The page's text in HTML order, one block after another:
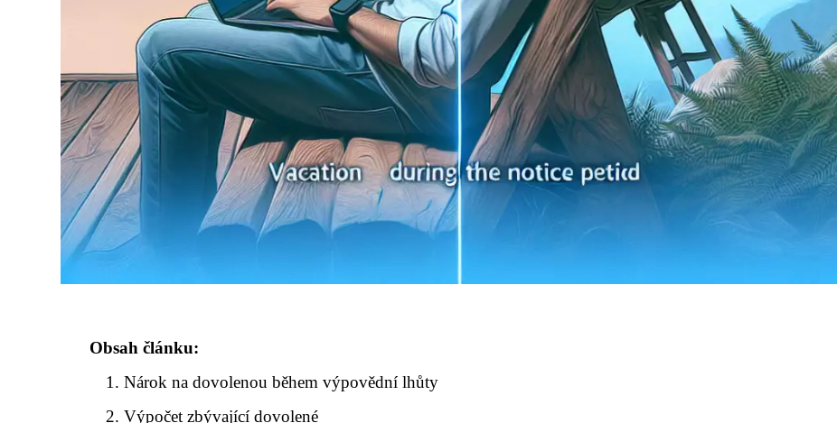
Obsah článku:
Nárok na dovolenou během výpovědní lhůty
Výpočet zbývající dovolené